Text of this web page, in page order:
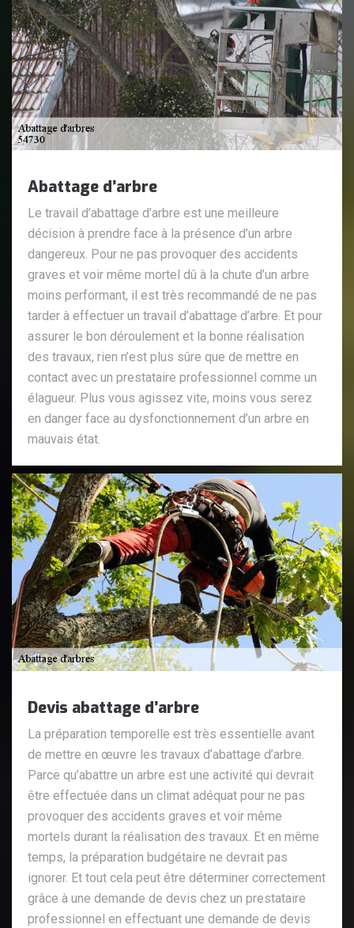
Abattage d’arbre
Le travail d’abattage d’arbre est une meilleure
décision à prendre face à la présence d’un arbre
dangereux. Pour ne pas provoquer des accidents
graves et voir même mortel dû à la chute d’un arbre
moins performant, il est très recommandé de ne pas
tarder à effectuer un travail d’abattage d’arbre. Et pour
assurer le bon déroulement et la bonne réalisation
des travaux, rien n’est plus sûre que de mettre en
contact avec un prestataire professionnel comme un
élagueur. Plus vous agissez vite, moins vous serez
en danger face au dysfonctionnement d’un arbre en
mauvais état.
Devis abattage d’arbre
La préparation temporelle est très essentielle avant
de mettre en œuvre les travaux d’abattage d’arbre.
Parce qu’abattre un arbre est une activité qui devrait
être effectuée dans un climat adéquat pour ne pas
provoquer des accidents graves et voir même
mortels durant la réalisation des travaux. Et en même
temps, la préparation budgétaire ne devrait pas
ignorer. Et tout cela peut être déterminer correctement
grâce à une demande de devis chez un prestataire
professionnel en effectuant une demande de devis